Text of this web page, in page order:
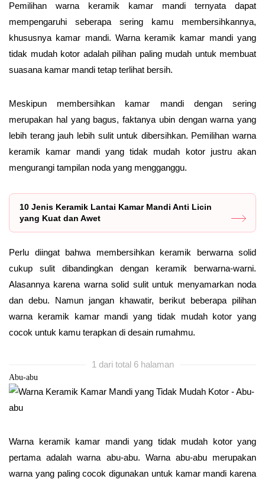
Pemilihan warna keramik kamar mandi ternyata dapat
mempengaruhi seberapa sering kamu membersihkannya,
khususnya kamar mandi. Warna keramik kamar mandi yang
tidak mudah kotor adalah pilihan paling mudah untuk membuat
suasana kamar mandi tetap terlihat bersih.
Meskipun membersihkan kamar mandi dengan sering
merupakan hal yang bagus, faktanya ubin dengan warna yang
lebih terang jauh lebih sulit untuk dibersihkan. Pemilihan warna
keramik kamar mandi yang tidak mudah kotor justru akan
mengurangi tampilan noda yang mengganggu.
10 Jenis Keramik Lantai Kamar Mandi Anti Licin
yang Kuat dan Awet
Perlu diingat bahwa membersihkan keramik berwarna solid
cukup sulit dibandingkan dengan keramik berwarna-warni.
Alasannya karena warna solid sulit untuk menyamarkan noda
dan debu. Namun jangan khawatir, berikut beberapa pilihan
warna keramik kamar mandi yang tidak mudah kotor yang
cocok untuk kamu terapkan di desain rumahmu.
1 dari total 6 halaman
Abu-abu
Warna keramik kamar mandi yang tidak mudah kotor yang
pertama adalah warna abu-abu. Warna abu-abu merupakan
warna yang paling cocok digunakan untuk kamar mandi karena